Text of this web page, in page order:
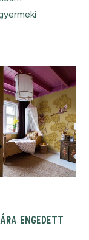
ENGEDETT